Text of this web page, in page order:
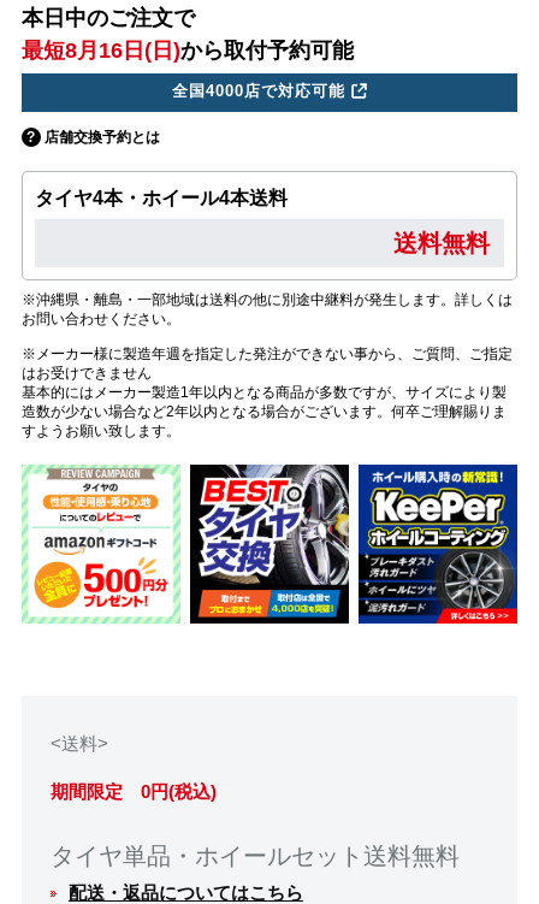
本日中のご注文で
最短8月16日(日)から取付予約可能
全国4000店で対応可能
店舗交換予約とは
タイヤ4本・ホイール4本送料
送料無料
※沖縄県・離島・一部地域は送料の他に別途中継料が発生します。詳しくは
お問い合わせください。
※メーカー様に製造年週を指定した発注ができない事から、ご質問、ご指定
はお受けできません
基本的にはメーカー製造1年以内となる商品が多数ですが、サイズにより製
造数が少ない場合など2年以内となる場合がございます。何卒ご理解賜りま
すようお願い致します。
<送料>
期間限定 0円(税込)
タイヤ単品・ホイールセット送料無料
配送・返品についてはこちら